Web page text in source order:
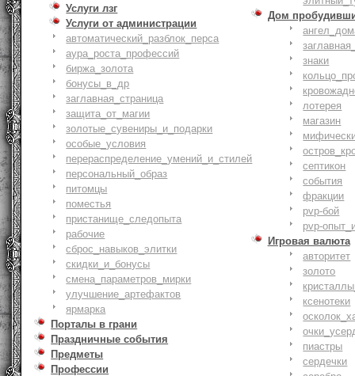
Услуги лзг
Услуги от администрации
автоматический_разблок_перса
аура_роста_профессий
биржа_золота
бонусы_в_др
заглавная_страница
защита_от_магии
золотые_сувениры_и_подарки
особые_условия
перераспределение_умений_и_стилей
персональный_образ
питомцы
поместья
пристанище_следопыта
рабочие
сброс_навыков_элитки
скидки_и_бонусы
смена_параметров_мирки
улучшение_артефактов
ярмарка
Порталы в грани
Праздничные события
Предметы
Профессии
Дом
знаки
лотерея
магазин
септикон
события
фракции
pvp-бой
pvp-
Игровая валюта
авторитет
золото
ксенотеки
пиастры
сердечки